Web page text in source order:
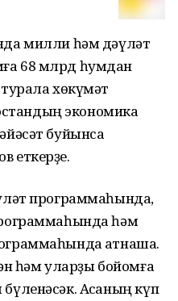
милли һәм дәүләт
68 млрд һумдан
хөкүмәт
экономика
буйынса
еткерҙе.
программаһында,
һәм
ҡатнаша.
һәм уларҙы бойомға
Аҡсаның күп